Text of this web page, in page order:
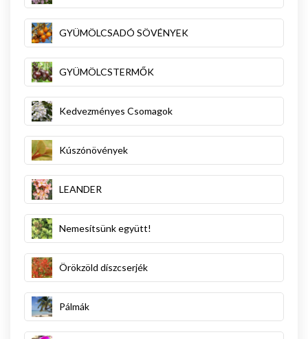
GYÜMÖLCSADÓ SÖVÉNYEK
GYÜMÖLCSTERMŐK
Kedvezményes Csomagok
Kúszónövények
LEANDER
Nemesítsünk együtt!
Örökzöld díszcserjék
Pálmák